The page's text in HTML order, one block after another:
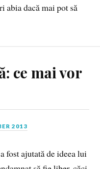
abia dacă mai pot să
ce mai vor
2013
ajutată de ideea lui